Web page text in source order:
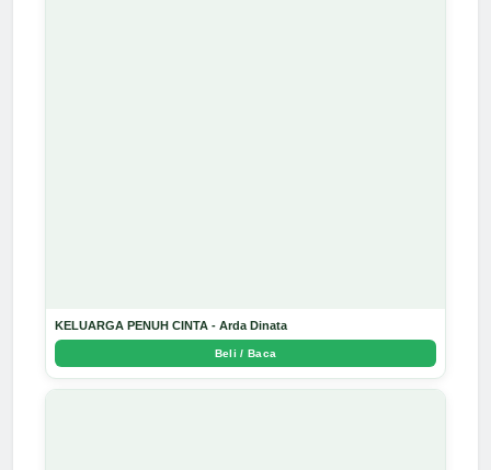
KELUARGA PENUH CINTA - Arda Dinata
Beli / Baca